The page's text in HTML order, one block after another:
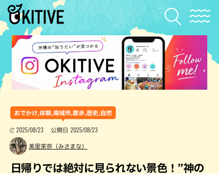
おでかけ,体験,南城市,散歩,歴史,自然
2025/08/23 公開日 2025/08/23
美里茉奈（みさまな）
日帰りでは絶対に見られない景色！”神の